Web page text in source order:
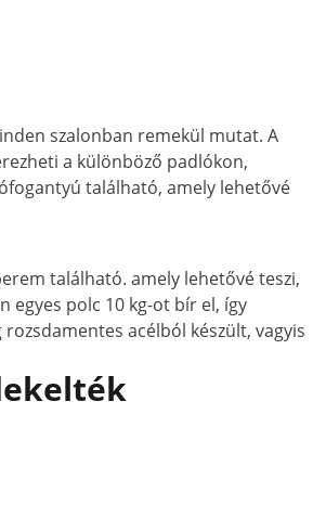
szalonban remekül mutat. A
a különböző padlókon,
található, amely lehetővé
található. amely lehetővé teszi,
egyes polc 10 kg-ot bír el, így
acélból készült, vagyis